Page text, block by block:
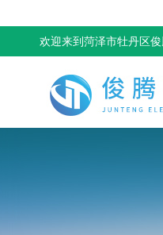
欢迎来到菏泽市牡丹区